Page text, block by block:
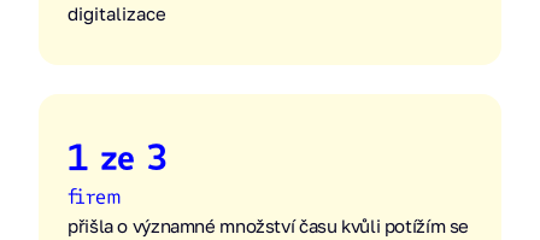
digitalizace
1 ze 3
firem
přišla o významné množství času kvůli potížím se